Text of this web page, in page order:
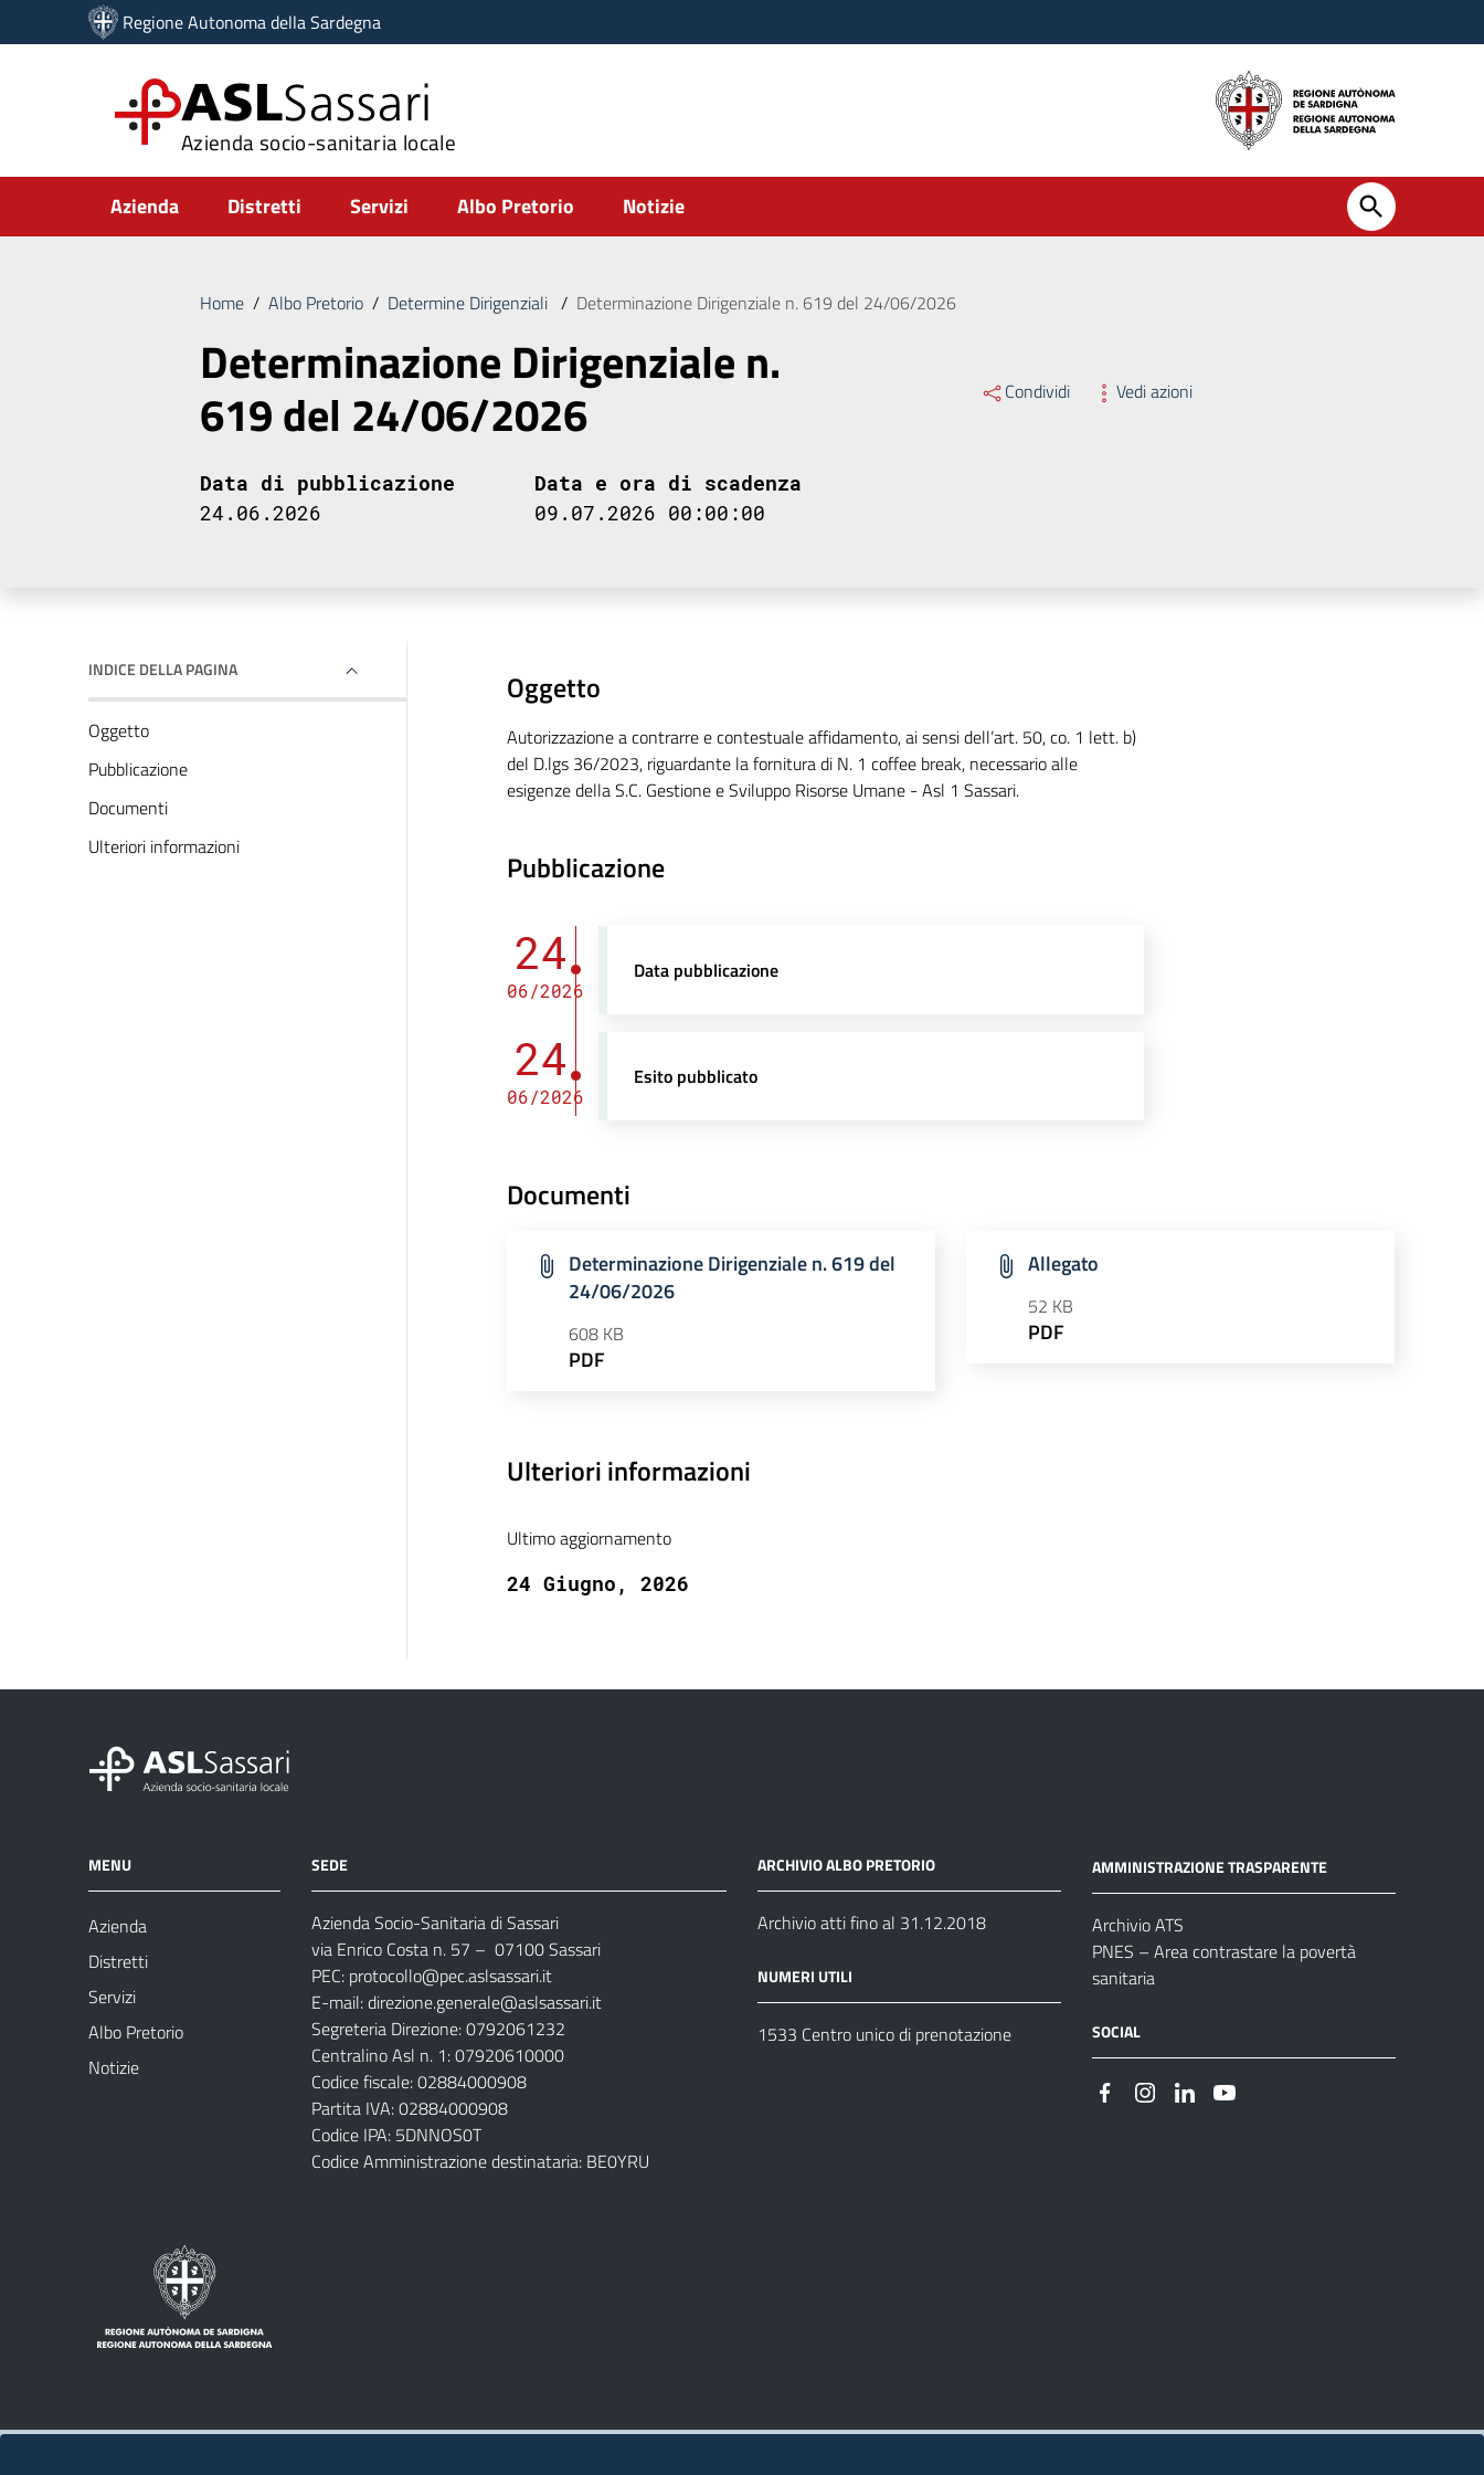
Vai ai contenuti
Vai al menu di navigazione
Regione Autonoma della Sardegna
ASLSassari
Azienda socio-sanitaria locale
Submenu
Azienda Distretti Servizi Albo Pretorio Notizie
Home / Albo Pretorio / Determine Dirigenziali / Determinazione Dirigenziale n. 619 del 24/06/2026
Determinazione Dirigenziale n.
619 del 24/06/2026 Condividi Vedi azioni
Data di pubblicazione
24.06.2026
Data e ora di scadenza
09.07.2026 00:00:00
INDICE DELLA PAGINA
Oggetto
Pubblicazione
Documenti
Ulteriori informazioni
Oggetto
Autorizzazione a contrarre e contestuale affidamento, ai sensi dell’art. 50, co. 1 lett. b)
del D.lgs 36/2023, riguardante la fornitura di N. 1 coffee break, necessario alle
esigenze della S.C. Gestione e Sviluppo Risorse Umane - Asl 1 Sassari.
Pubblicazione
24
06/2026
Data pubblicazione
24
06/2026
Esito pubblicato
Documenti
Determinazione Dirigenziale n. 619 del
24/06/2026
608 KB
PDF
Allegato
52 KB
PDF
Ulteriori informazioni
Ultimo aggiornamento
24 Giugno, 2026
MENU
Azienda
Distretti
Servizi
Albo Pretorio
Notizie
SEDE
Azienda Socio-Sanitaria di Sassari
via Enrico Costa n. 57 – 07100 Sassari
PEC: protocollo@pec.aslsassari.it
E-mail:direzione.generale@aslsassari.it
Segreteria Direzione: 0792061232
Centralino Asl n. 1: 07920610000
Codice fiscale: 02884000908
Partita IVA: 02884000908
Codice IPA: 5DNNOS0T
Codice Amministrazione destinataria: BE0YRU
ARCHIVIO ALBO PRETORIO
Archivio atti fino al 31.12.2018
NUMERI UTILI
1533 Centro unico di prenotazione
AMMINISTRAZIONE TRASPARENTE
Archivio ATS
PNES – Area contrastare la povertà
sanitaria
SOCIAL